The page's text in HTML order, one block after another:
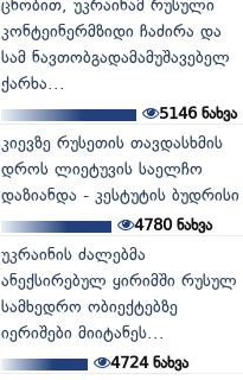
ცნობით, უკრაინამ რუსული
კონტეინერმზიდი ჩაძირა და
სამ ნავთობგადამამუშავებელ
ქარხა...
5146ნახვა
კიევზე რუსეთის თავდასხმის
დროს ლიეტუვის საელჩო
დაზიანდა - კესტუტის ბუდრისი
4780ნახვა
უკრაინის ძალებმა
ანექსირებულ ყირიმში რუსულ
სამხედრო ობიექტებზე
იერიშები მიიტანეს...
4724ნახვა